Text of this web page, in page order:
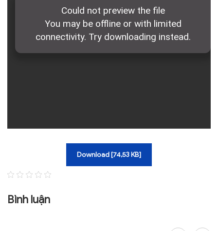
TRA CỨU VĂN BẢN
TRAO ĐỔI
Download [74,53 KB]
Bình luận